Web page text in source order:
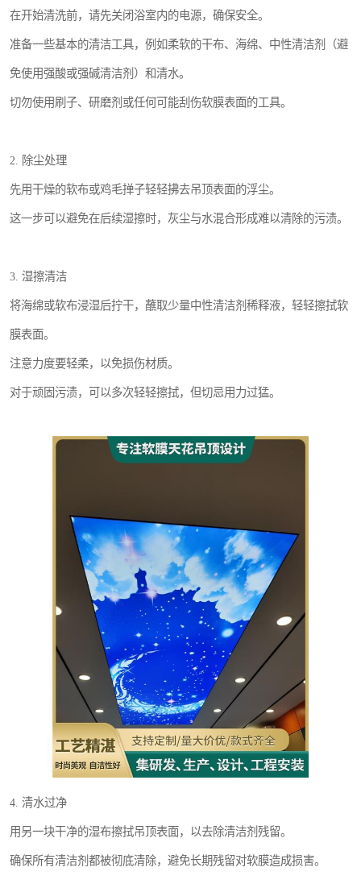
在开始清洗前，请先关闭浴室内的电源，确保安全。
准备一些基本的清洁工具，例如柔软的干布、海绵、中性清洁剂（避
免使用强酸或强碱清洁剂）和清水。
切勿使用刷子、研磨剂或任何可能刮伤软膜表面的工具。
2. 除尘处理
先用干燥的软布或鸡毛掸子轻轻拂去吊顶表面的浮尘。
这一步可以避免在后续湿擦时，灰尘与水混合形成难以清除的污渍。
3. 湿擦清洁
将海绵或软布浸湿后拧干，蘸取少量中性清洁剂稀释液，轻轻擦拭软
膜表面。
注意力度要轻柔，以免损伤材质。
对于顽固污渍，可以多次轻轻擦拭，但切忌用力过猛。
4. 清水过净
用另一块干净的湿布擦拭吊顶表面，以去除清洁剂残留。
确保所有清洁剂都被彻底清除，避免长期残留对软膜造成损害。